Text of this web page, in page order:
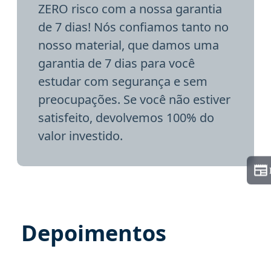
ZERO risco com a nossa garantia
de 7 dias! Nós confiamos tanto no
nosso material, que damos uma
garantia de 7 dias para você
estudar com segurança e sem
preocupações. Se você não estiver
satisfeito, devolvemos 100% do
valor investido.
Depoimentos